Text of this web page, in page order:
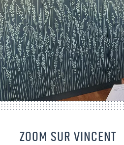
ZOOM SUR VINCENT